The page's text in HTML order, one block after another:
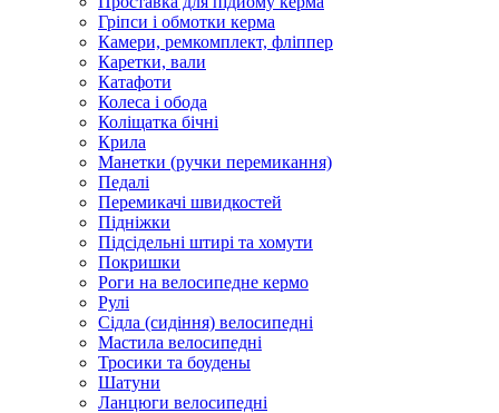
Гріпси і обмотки керма
Камери, ремкомплект, фліппер
Каретки, вали
Катафоти
Колеса і обода
Коліщатка бічні
Крила
Манетки (ручки перемикання)
Педалі
Перемикачі швидкостей
Підніжки
Підсідельні штирі та хомути
Покришки
Роги на велосипедне кермо
Рулі
Сідла (сидіння) велосипедні
Мастила велосипедні
Тросики та боудены
Шатуни
Ланцюги велосипедні